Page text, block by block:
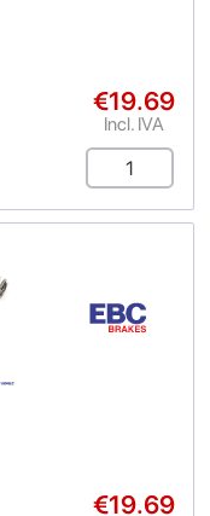
€19.69
Incl. IVA
€19.69